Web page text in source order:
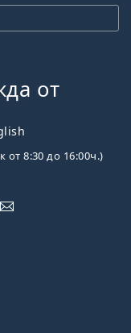
от
от 8:30 до 16:00ч.)